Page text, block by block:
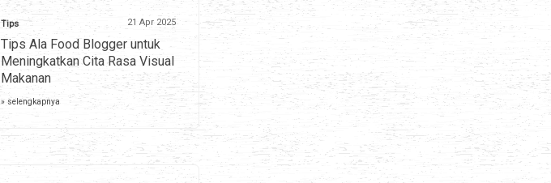
Tips 21 Apr 2025
Tips Ala Food Blogger untuk
Meningkatkan Cita Rasa Visual
Makanan
» selengkapnya